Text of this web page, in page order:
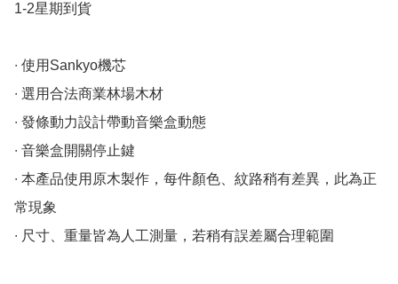
1-2星期到貨
∙ 使用Sankyo機芯
∙ 選用合法商業林場木材
∙ 發條動力設計帶動音樂盒動態
∙ 音樂盒開關停止鍵
∙ 本產品使用原木製作，每件顏色、紋路稍有差異，此為正
常現象
∙ 尺寸、重量皆為人工測量，若稍有誤差屬合理範圍